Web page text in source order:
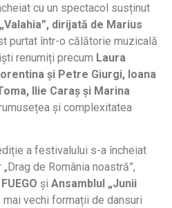
cu un spectacol susținut
dirijată de Marius
purtat într-o călătorie muzicală
renumiți precum Laura
și Petre Giurgi, Ioana
Ilie Caraș și Marina
și complexitatea
a festivalului s-a încheiat
de România noastră”,
și Ansamblul „Junii
mai vechi formații de dansuri